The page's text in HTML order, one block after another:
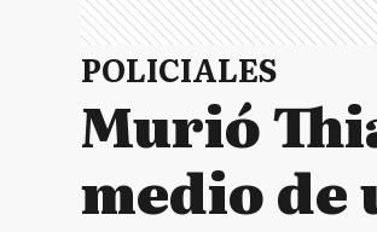
POLICIALES
Murió
medio de